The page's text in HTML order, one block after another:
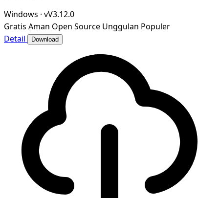
Windows · vV3.12.0
Gratis Aman Open Source Unggulan Populer
Detail
Download